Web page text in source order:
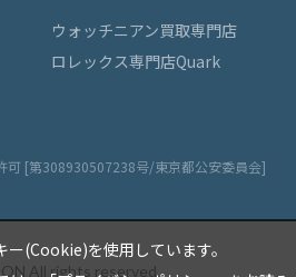
ウォッチニアン買取専門店
ロレックス専門店Quark
可 [第308930507238号/東京都公安委員会]
All rights reserved.
(Cookie)を使用しています。